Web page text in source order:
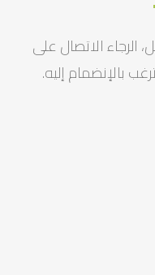
الاتصال على
بالإنضمام إليه.